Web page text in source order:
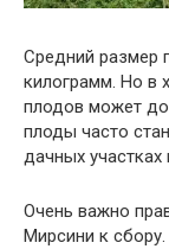
Средний размер
килограмм. Но в
плодов может
плоды часто
дачных участках
Очень важно
Мирсини к